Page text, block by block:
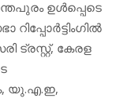
ഉള്‍പ്പെടെ
ട്രസ്റ്റ്, കേരള
യു.എ.ഇ,